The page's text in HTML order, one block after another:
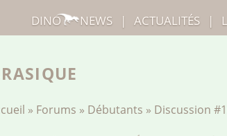
» Forums » Débutants » Discussion
DINO NEWS | ACTUALITÉS |